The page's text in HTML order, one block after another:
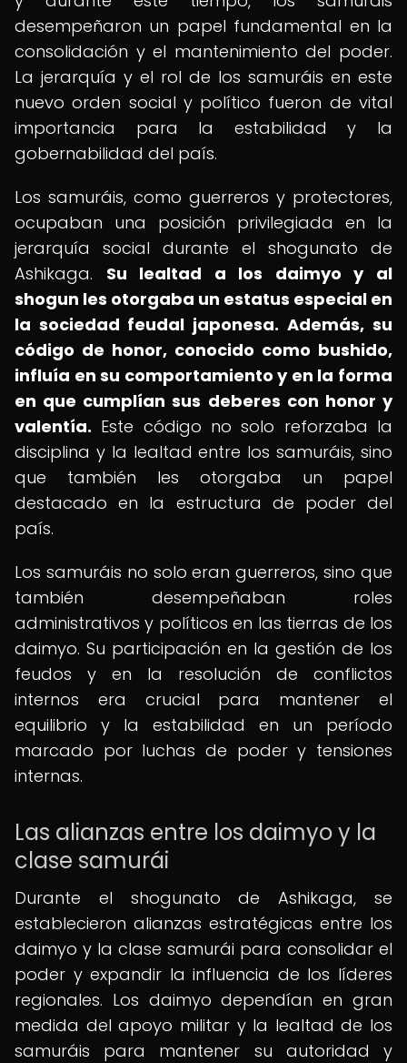
desempeñaron un papel fundamental en la
consolidación y el mantenimiento del poder.
La jerarquía y el rol de los samuráis en este
nuevo orden social y político fueron de vital
importancia para la estabilidad y la
gobernabilidad del país.
Los samuráis, como guerreros y protectores,
ocupaban una posición privilegiada en la
jerarquía social durante el shogunato de
Ashikaga. Su lealtad a los daimyo y al
shogun les otorgaba un estatus especial en
la sociedad feudal japonesa. Además, su
código de honor, conocido como bushido,
influía en su comportamiento y en la forma
en que cumplían sus deberes con honor y
valentía. Este código no solo reforzaba la
disciplina y la lealtad entre los samuráis, sino
que también les otorgaba un papel
destacado en la estructura de poder del
país.
Los samuráis no solo eran guerreros, sino que
también desempeñaban roles
administrativos y políticos en las tierras de los
daimyo. Su participación en la gestión de los
feudos y en la resolución de conflictos
internos era crucial para mantener el
equilibrio y la estabilidad en un período
marcado por luchas de poder y tensiones
internas.
Las alianzas entre los daimyo y la
clase samurái
Durante el shogunato de Ashikaga, se
establecieron alianzas estratégicas entre los
daimyo y la clase samurái para consolidar el
poder y expandir la influencia de los líderes
regionales. Los daimyo dependían en gran
medida del apoyo militar y la lealtad de los
samuráis para mantener su autoridad y